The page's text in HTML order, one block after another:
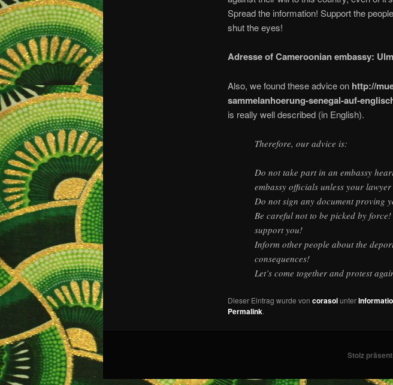
Spread the information! Support the
shut the eyes!
Adresse of Cameroonian embassy:
Also, we found these advice on http://
sammelanhoerung-senegal-auf-
is really well described (in English).
Therefore, our advice is:
Do not take part in an embassy
embassy officials unless your
Do not sign any document proving
Be careful not to be picked by
support you!
Inform other people about the
consequences!
Let’s come together and protest
Dieser Eintrag wurde von corasolunter
Permalink.
Stolz